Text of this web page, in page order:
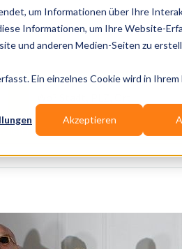
um Informationen über Ihre
Informationen, um Ihre Website-
und anderen Medien-Seiten zu
Ein einzelnes Cookie wird in
Akzeptieren
Branchen-Infos
für Dich